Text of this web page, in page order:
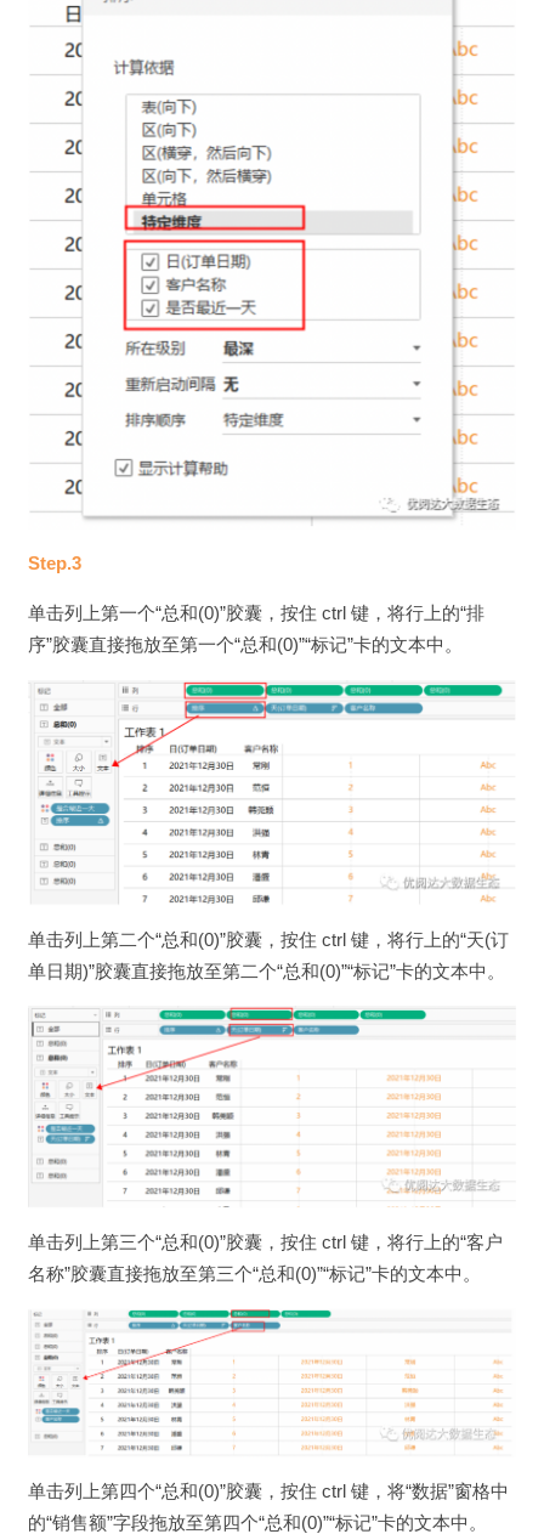
Step.3
单击列上第一个“总和(0)”胶囊，按住 ctrl 键，将行上的“排
序”胶囊直接拖放至第一个“总和(0)”“标记”卡的文本中。
单击列上第二个“总和(0)”胶囊，按住 ctrl 键，将行上的“天(订
单日期)”胶囊直接拖放至第二个“总和(0)”“标记”卡的文本中。
单击列上第三个“总和(0)”胶囊，按住 ctrl 键，将行上的“客户
名称”胶囊直接拖放至第三个“总和(0)”“标记”卡的文本中。
单击列上第四个“总和(0)”胶囊，按住 ctrl 键，将“数据”窗格中
的“销售额”字段拖放至第四个“总和(0)”“标记”卡的文本中。